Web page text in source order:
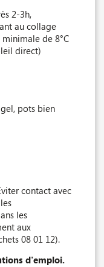
2-3h,
au collage
de 8°C
direct)
gel, pots bien
contact avec
les
aux
08 01 12).
d'emploi.